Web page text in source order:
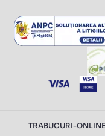
TRABUCURI-